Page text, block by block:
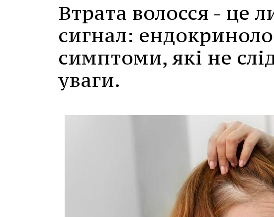
Втрата волосся - це
сигнал:
симптоми, які не
уваги.